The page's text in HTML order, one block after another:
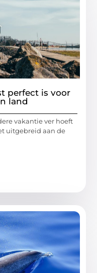
perfect is voor
land
vakantie ver hoeft
uitgebreid aan de